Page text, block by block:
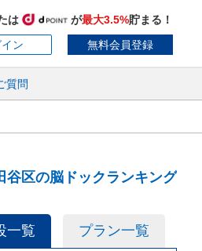
は が最大3.5%貯まる！
ン
無料会員登録
質問
谷区の脳ドックランキング
一覧 プラン一覧